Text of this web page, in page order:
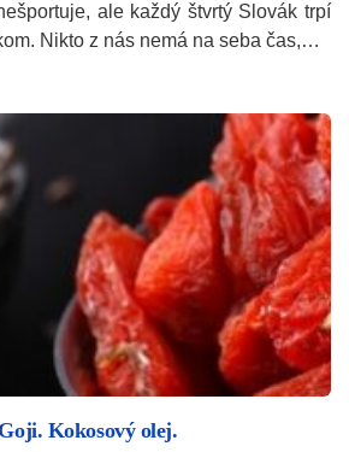
ale každý štvrtý Slovák trpí
Nikto z nás nemá na seba čas,…
Kokosový olej.